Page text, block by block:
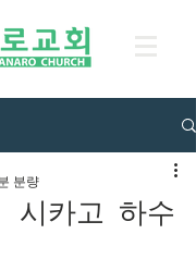
시카고 하수
분량